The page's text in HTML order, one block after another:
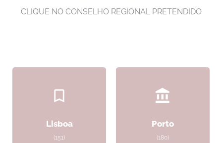
CLIQUE NO CONSELHO REGIONAL PRETENDIDO
Lisboa
(151)
Porto
(180)